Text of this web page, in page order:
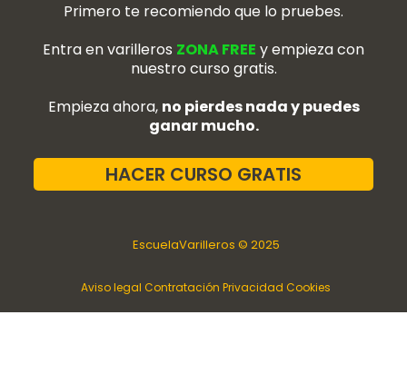
Primero te recomiendo que lo pruebes.
Entra en varilleros ZONA FREE y empieza con
nuestro curso gratis.
Empieza ahora, no pierdes nada y puedes
ganar mucho.
HACER CURSO GRATIS
EscuelaVarilleros © 2025
Aviso legal Contratación Privacidad Cookies